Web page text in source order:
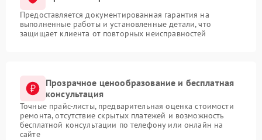
Предоставляется документированная гарантия на
выполненные работы и установленные детали, что
защищает клиента от повторных неисправностей
Прозрачное ценообразование и бесплатная
консультация
Точные прайс-листы, предварительная оценка стоимости
ремонта, отсутствие скрытых платежей и возможность
бесплатной консультации по телефону или онлайн на
сайте